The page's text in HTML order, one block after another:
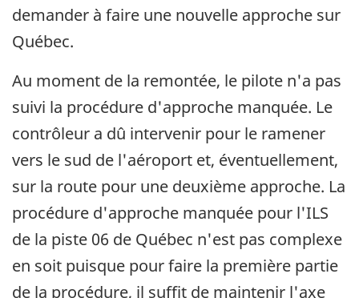
demander à faire une nouvelle approche sur
Québec.
Au moment de la remontée, le pilote n'a pas
suivi la procédure d'approche manquée. Le
contrôleur a dû intervenir pour le ramener
vers le sud de l'aéroport et, éventuellement,
sur la route pour une deuxième approche. La
procédure d'approche manquée pour l'ILS
de la piste 06 de Québec n'est pas complexe
en soit puisque pour faire la première partie
de la procédure, il suffit de maintenir l'axe